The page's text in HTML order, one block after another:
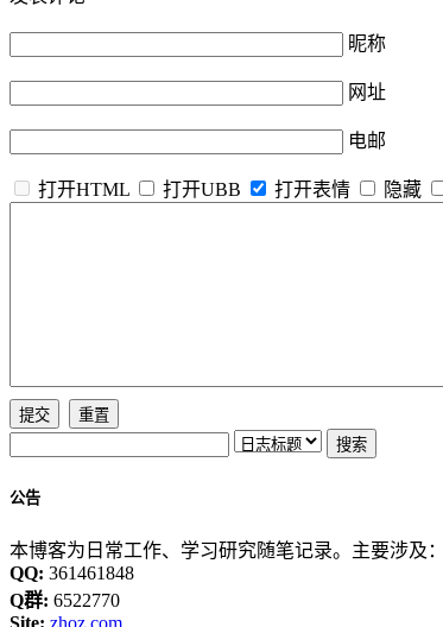
昵称
网址
电邮
打开HTML 打开UBB 打开表情 隐藏
公告
本博客为日常工作、学习研究随笔记录。主要涉及
QQ: 361461848
Q群: 6522770
Site: zhoz.com